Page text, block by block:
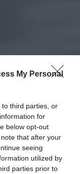
My Personal
third parties, or
for
below opt-out
that after your
seeing
utilized by
parties prior to